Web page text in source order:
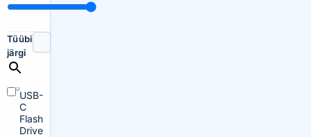
Tüübi
järgi
USB-
C
Flash
Drive